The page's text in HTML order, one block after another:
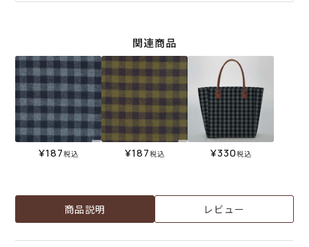
関連商品
¥187税込 ¥187税込 ¥330税込
商品説明 レビュー